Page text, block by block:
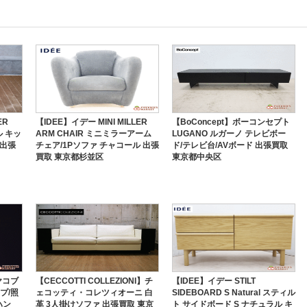
キッ
張
【IDEE】イデー MINI MILLER
ARM CHAIR ミニミラーアーム
チェア/1Pソファ チャコール 出張
買取 東京都杉並区
【BoConcept】ボーコンセプト
LUGANO ルガーノ テレビボー
ド/テレビ台/AVボード 出張買取
東京都中央区
ブ
/照
ン
【CECCOTTI COLLEZIONI】チ
ェコッティ・コレツィオーニ 白
革 3人掛けソファ 出張買取 東京
【IDEE】イデー STILT
SIDEBOARD S Natural スティル
ト サイドボード S ナチュラル キ